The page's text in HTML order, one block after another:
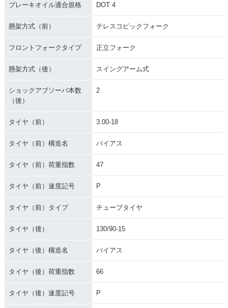
ブレーキオイル適合規格 DOT 4
懸架方式（前） テレスコピックフォーク
フロントフォークタイプ 正立フォーク
懸架方式（後） スイングアーム式
ショックアブソーバ本数
（後）
2
タイヤ（前） 3.00-18
タイヤ（前）構造名 バイアス
タイヤ（前）荷重指数 47
タイヤ（前）速度記号 P
タイヤ（前）タイプ チューブタイヤ
タイヤ（後） 130/90-15
タイヤ（後）構造名 バイアス
タイヤ（後）荷重指数 66
タイヤ（後）速度記号 P